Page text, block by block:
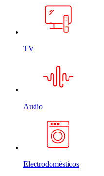
TV
Audio
Electrodomésticos